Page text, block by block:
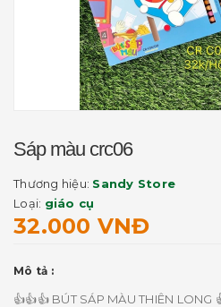
Sáp màu crc06
Thương hiệu: Sandy Store
Loại: giáo cụ
32.000 VNĐ
Mô tả :
👍👍👍 BÚT SÁP MÀU THIÊN